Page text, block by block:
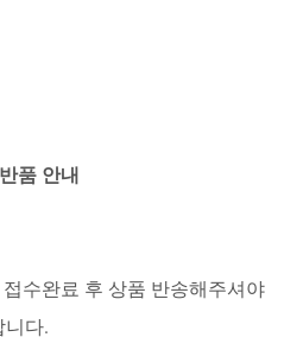
품 안내
수완료 후 상품 반송해주셔야
니다.